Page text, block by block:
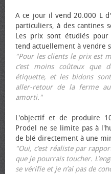
A ce jour il vend 20.000 L
particuliers, à des cantines
Les prix sont étudiés
tend actuellement à vendre
"Pour les clients le prix est
c’est moins coûteux que
étiquette, et les bidons
aller-retour de la ferme
amorti."
L'objectif et de produire
Prodel ne se limite pas à
de blé directement à une
"Oui, c’est réaliste par
que je pourrais toucher.
se vérifie et je n’ai pas de